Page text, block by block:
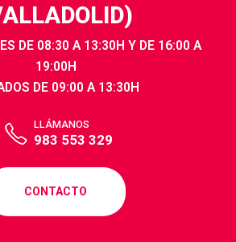
DE 08:30 A 13:30H Y DE 16:00 A
19:00H
DE 09:00 A 13:30H
LLÁMANOS
983 553 329
CONTACTO